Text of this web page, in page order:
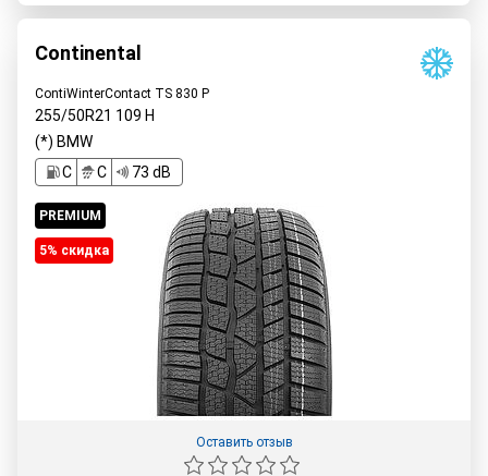
Continental
ContiWinterContact TS 830 P
255/50R21 109 H
(*) BMW
C
C 73 dB
PREMIUM
5% cкидка
Оставить отзыв